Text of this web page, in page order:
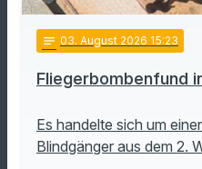
notes 03. August 2026 15:23
Fliegerbombenfund
Es handelte sich um
Blindgänger aus dem 2.